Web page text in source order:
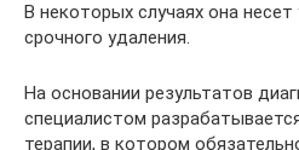
В некоторых случаях она несет
срочного удаления.
На основании результатов
специалистом
терапии, в котором